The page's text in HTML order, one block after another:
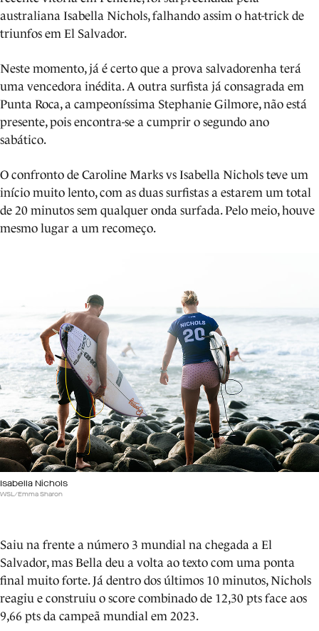
australiana Isabella Nichols, falhando assim o hat-trick de
triunfos em El Salvador.
Neste momento, já é certo que a prova salvadorenha terá
uma vencedora inédita. A outra surfista já consagrada em
Punta Roca, a campeoníssima Stephanie Gilmore, não está
presente, pois encontra-se a cumprir o segundo ano
sabático.
O confronto de Caroline Marks vs Isabella Nichols teve um
início muito lento, com as duas surfistas a estarem um total
de 20 minutos sem qualquer onda surfada. Pelo meio, houve
mesmo lugar a um recomeço.
Isabella Nichols
WSL/Emma Sharon
Saiu na frente a número 3 mundial na chegada a El
Salvador, mas Bella deu a volta ao texto com uma ponta
final muito forte. Já dentro dos últimos 10 minutos, Nichols
reagiu e construiu o score combinado de 12,30 pts face aos
9,66 pts da campeã mundial em 2023.